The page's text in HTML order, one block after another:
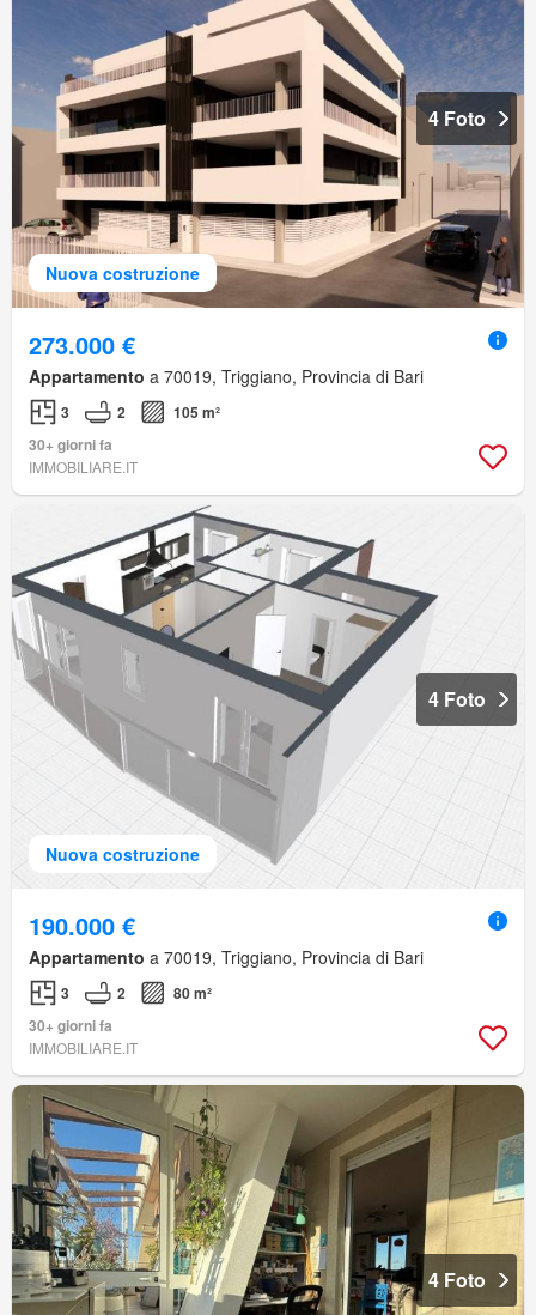
Nuova costruzione
4 Foto
273.000 €
Appartamento a 70019, Triggiano, Provincia di Bari
3 2
105 m²
30+ giorni fa
IMMOBILIARE.IT
Nuova costruzione
4 Foto
190.000 €
Appartamento a 70019, Triggiano, Provincia di Bari
3 2
80 m²
30+ giorni fa
IMMOBILIARE.IT
4 Foto